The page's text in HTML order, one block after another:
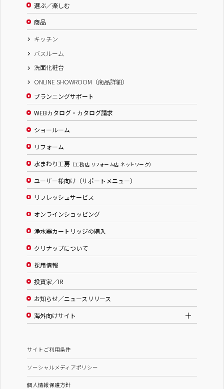
選ぶ／楽しむ
商品
キッチン
バスルーム
洗面化粧台
ONLINE SHOWROOM（商品詳細）
プランニングサポート
WEBカタログ・カタログ請求
ショールーム
リフォーム
水まわり工房 （工務店 リフォーム店 ネットワーク）
ユーザー様向け（サポートメニュー）
リフレッシュサービス
オンラインショッピング
浄水器カートリッジの購入
クリナップについて
採用情報
投資家／IR
お知らせ／ニュースリリース
海外向けサイト
サイトご利用条件
ソーシャルメディアポリシー
個人情報保護方針